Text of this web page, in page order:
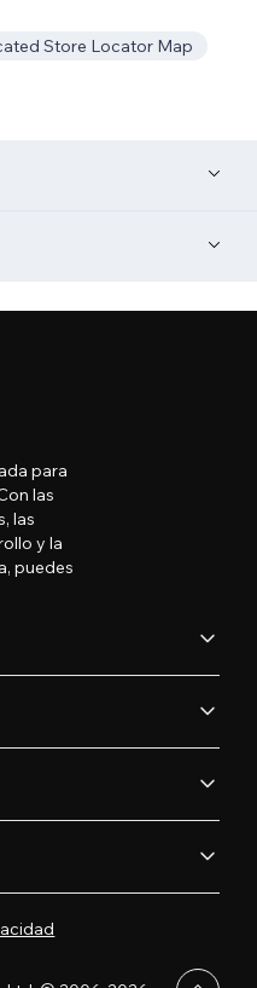
Store Locator Map
para
las
las
y la
puedes